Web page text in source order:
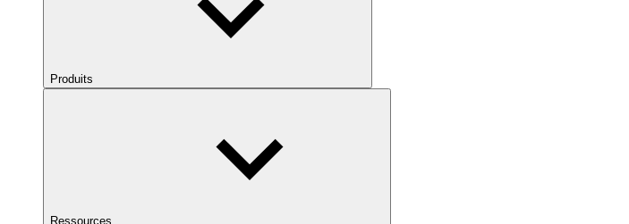
Produits
Ressources